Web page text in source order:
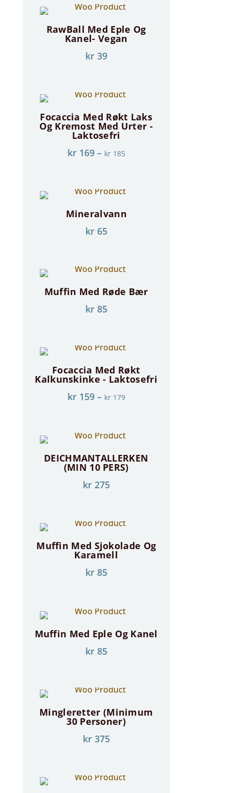
RawBall Med Eple Og
Kanel- Vegan
kr39
Focaccia Med Røkt Laks
Og Kremost Med Urter -
Laktosefri
kr169– kr185
Mineralvann
kr65
Muffin Med Røde Bær
kr85
Focaccia Med Røkt
Kalkunskinke - Laktosefri
kr159– kr179
DEICHMANTALLERKEN
(MIN 10 PERS)
kr275
Muffin Med Sjokolade Og
Karamell
kr85
Muffin Med Eple Og Kanel
kr85
Mingleretter (Minimum
30 Personer)
kr375